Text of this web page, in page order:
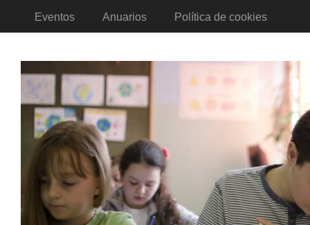
Eventos Anuarios Política de cookies